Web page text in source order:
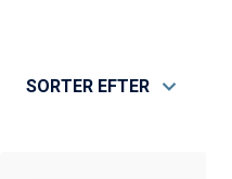
SORTER EFTER